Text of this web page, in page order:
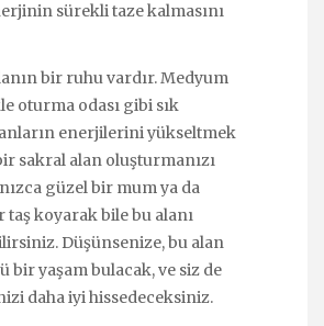
sürekli taze kalmasını
bir ruhu vardır. Medyum
oturma odası gibi sık
enerjilerini yükseltmek
sakral alan oluşturmanızı
güzel bir mum ya da
taş koyarak bile bu alanı
Düşünsenize, bu alan
bir yaşam bulacak, ve siz de
daha iyi hissedeceksiniz.